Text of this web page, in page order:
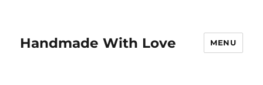
Handmade With Love MENU